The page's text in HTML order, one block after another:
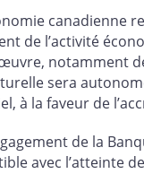
de l’activité
notamment
sera
à la faveur de
de la
avec l’atteinte